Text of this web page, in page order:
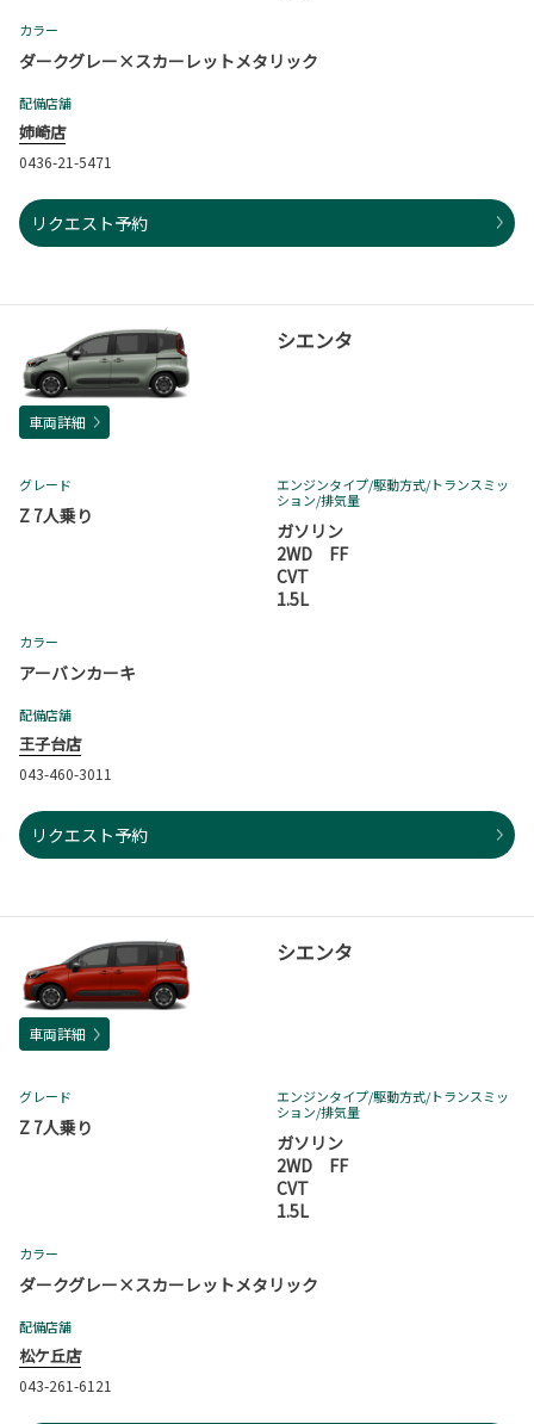
カラー
ダークグレー×スカーレットメタリック
配備店舗
姉崎店
0436-21-5471
リクエスト予約
シエンタ
車両詳細
グレード
Z 7人乗り
エンジンタイプ/駆動方式/トランスミッ
ション/排気量
ガソリン
2WD FF
CVT
1.5L
カラー
アーバンカーキ
配備店舗
王子台店
043-460-3011
リクエスト予約
シエンタ
車両詳細
グレード
Z 7人乗り
エンジンタイプ/駆動方式/トランスミッ
ション/排気量
ガソリン
2WD FF
CVT
1.5L
カラー
ダークグレー×スカーレットメタリック
配備店舗
松ケ丘店
043-261-6121